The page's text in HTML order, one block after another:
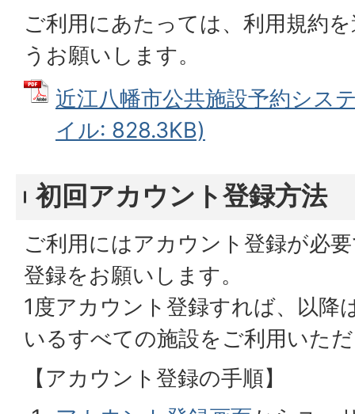
ご利用にあたっては、利用規約
うお願いします。
近江八幡市公共施設予約シス
イル: 828.3KB)
初回アカウント登録方法
ご利用にはアカウント登録が必
登録をお願いします。
1度アカウント登録すれば、以降
いるすべての施設をご利用いた
【アカウント登録の手順】